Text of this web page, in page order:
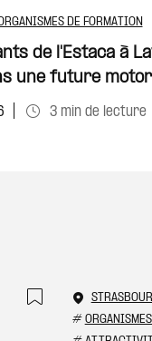
sélection
DE FORMATION
de l'Estaca à
une future
3 min de lecture
Ajouter à
#